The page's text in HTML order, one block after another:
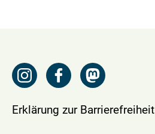
Erklärung zur Barrierefreiheit